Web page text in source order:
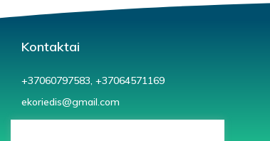
Kontaktai
+37060797583, +37064571169
ekoriedis@gmail.com
Pravienos 45A, Kaunas